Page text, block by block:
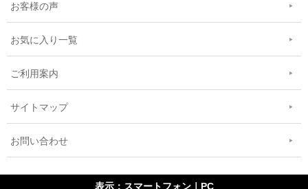
お客様の声
お気に入り一覧
ご利用案内
サイトマップ
お問い合わせ
表示：スマートフォン｜ PC